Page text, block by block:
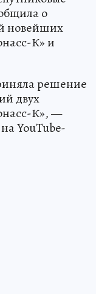
о
новейших
К» и
решение
двух
К», —
YouTube-